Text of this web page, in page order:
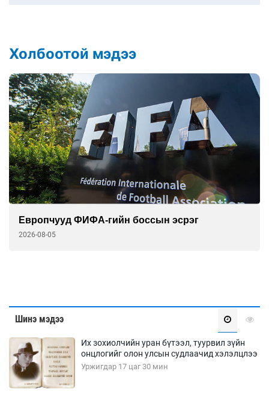
Холбоотой мэдээ
Европчууд ФИФА-гийн боссын эсрэг
2026-08-05
Шинэ мэдээ
Их зохиолчийн уран бүтээл, туурвил зүйн
онцлогийг олон улсын судлаачид хэлэлцлээ
Уржигдар 17 цаг 30 мин